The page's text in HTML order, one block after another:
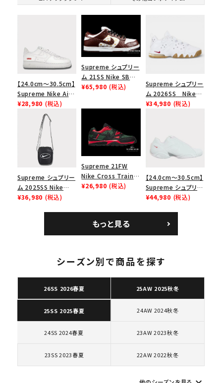
キーワードから探す
人気ワード 2026SS 2025AW
キャップ・ハット
パーカー・クルーネック
カテゴリーから探す
【24.0cm～30.5cm】
Supreme Nike Air
Force 1 Low シュプ
リーム ナイキエアフォ
ース１スニーカー シ
ューズ ホワイト
¥28,980 (税込)
Supreme シュプリー
ム 21SS Nike SB
Dunk Low ナイキSB
¥65,980 (税込)
Supreme シュプリー
ム 2026SS Nike
SB Air Max 2 CB 94
¥34,980 (税込)
Supreme シュプリー
ム 2025SS Nike
Leather Shoulder
¥36,980 (税込)
Supreme 21FW
Nike Cross Trainer
Low ナイキクロスト
¥26,980 (税込)
【24.0cm～30.5cm】
Supreme シュプリー
ム 2023AW Nike
カー ホワイト 白
¥44,980 (税込)
もっと見る
シーズン別で商品を探す
26SS 2026春夏 25AW 2025秋冬
25SS 2025春夏 24AW 2024秋冬
24SS 2024春夏 23AW 2023秋冬
23SS 2023春夏 22AW 2022秋冬